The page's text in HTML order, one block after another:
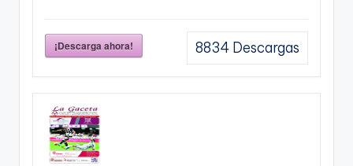
¡Descarga ahora! 8834 Descargas